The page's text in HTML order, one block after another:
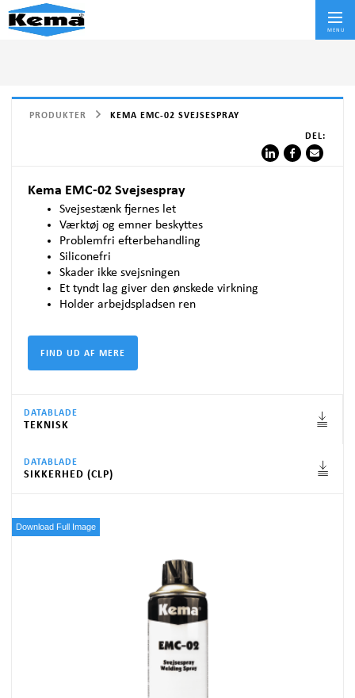
MENU
PRODUKTER KEMA EMC-02 SVEJSESPRAY
DEL:
Kema EMC-02 Svejsespray
Svejsestænk fjernes let
Værktøj og emner beskyttes
Problemfri efterbehandling
Siliconefri
Skader ikke svejsningen
Et tyndt lag giver den ønskede virkning
Holder arbejdspladsen ren
DATABLADE
TEKNISK
DATABLADE
SIKKERHED (CLP)
Download Full Image